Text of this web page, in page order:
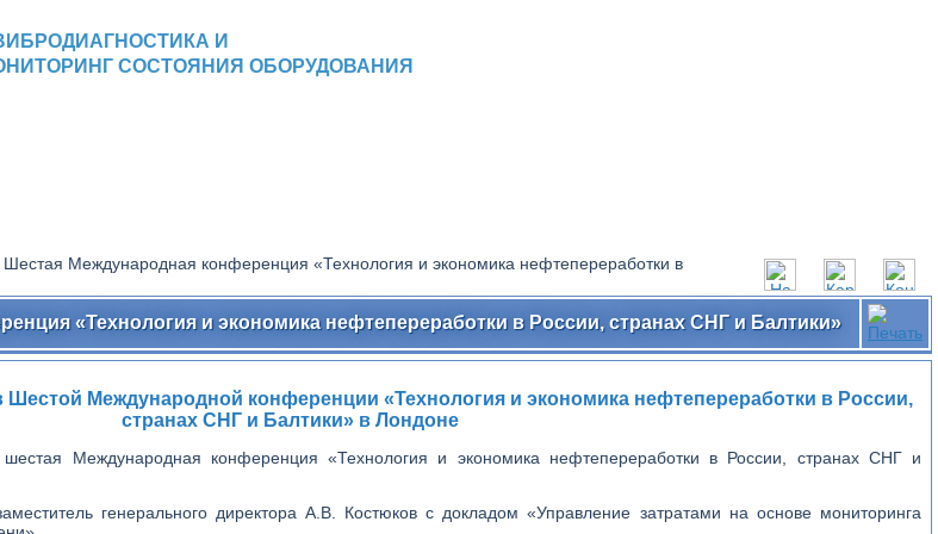
И
СОСТОЯНИЯ ОБОРУДОВАНИЯ
Шестая Международная конференция «Технология и экономика нефтепереработки в
«Технология и экономика нефтепереработки в России, странах СНГ и Балтики»
Международной конференции «Технология и экономика нефтепереработки в России,
странах СНГ и Балтики» в Лондоне
Международная конференция «Технология и экономика нефтепереработки в России, странах СНГ и
генерального директора А.В. Костюков с докладом «Управление затратами на основе мониторинга